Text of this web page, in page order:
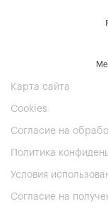
Карта сайта
Cookies
Согласие на
Политика
Условия
Согласие на